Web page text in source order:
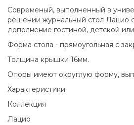
Современый, выполненный в
решении журнальный стол Лацио
дополнение гостиной, детской
Форма стола - прямоугольная с
Толщина крышки 16мм.
Опоры имеют округлую форму,
Характеристики
Коллекция
Лацио